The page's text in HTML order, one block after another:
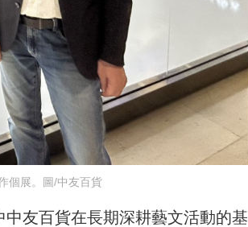
個展。圖/中友百貨
友百貨在長期深耕藝文活動的基